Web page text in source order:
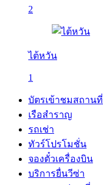
2
ไต้หวัน
1
บัตรเข้าชมสถานที่
เรือสำราญ
รถเช่า
ทัวร์โปรโมชั่น
จองตั๋วเครื่องบิน
บริการยื่นวีซ่า